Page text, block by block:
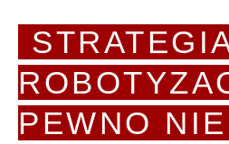
PEWNO